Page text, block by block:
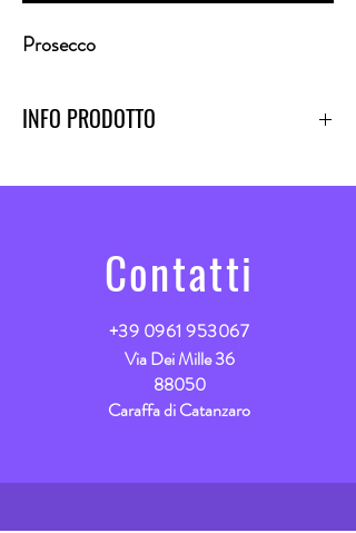
Prosecco
INFO PRODOTTO
di acacia sul finale. Al palato e morbido e fresco
Contatti
+39 0961 953067
Via Dei Mille 36
88050
Caraffa di Catanzaro